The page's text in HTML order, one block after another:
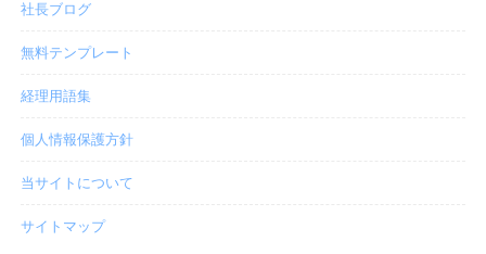
社長ブログ
無料テンプレート
経理用語集
個人情報保護方針
当サイトについて
サイトマップ